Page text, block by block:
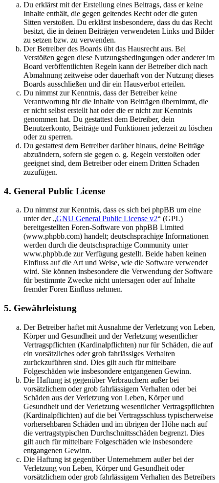
Du erklärst mit der Erstellung eines Beitrags, dass er keine
Inhalte enthält, die gegen geltendes Recht oder die guten
Sitten verstoßen. Du erklärst insbesondere, dass du das Recht
besitzt, die in deinen Beiträgen verwendeten Links und Bilder
zu setzen bzw. zu verwenden.
Der Betreiber des Boards übt das Hausrecht aus. Bei
Verstößen gegen diese Nutzungsbedingungen oder anderer im
Board veröffentlichten Regeln kann der Betreiber dich nach
Abmahnung zeitweise oder dauerhaft von der Nutzung dieses
Boards ausschließen und dir ein Hausverbot erteilen.
Du nimmst zur Kenntnis, dass der Betreiber keine
Verantwortung für die Inhalte von Beiträgen übernimmt, die
er nicht selbst erstellt hat oder die er nicht zur Kenntnis
genommen hat. Du gestattest dem Betreiber, dein
Benutzerkonto, Beiträge und Funktionen jederzeit zu löschen
oder zu sperren.
Du gestattest dem Betreiber darüber hinaus, deine Beiträge
abzuändern, sofern sie gegen o. g. Regeln verstoßen oder
geeignet sind, dem Betreiber oder einem Dritten Schaden
zuzufügen.
4. General Public License
Du nimmst zur Kenntnis, dass es sich bei phpBB um eine
unter der „GNU General Public License v2“ (GPL)
bereitgestellten Foren-Software von phpBB Limited
(www.phpbb.com) handelt; deutschsprachige Informationen
werden durch die deutschsprachige Community unter
www.phpbb.de zur Verfügung gestellt. Beide haben keinen
Einfluss auf die Art und Weise, wie die Software verwendet
wird. Sie können insbesondere die Verwendung der Software
für bestimmte Zwecke nicht untersagen oder auf Inhalte
fremder Foren Einfluss nehmen.
5. Gewährleistung
Der Betreiber haftet mit Ausnahme der Verletzung von Leben,
Körper und Gesundheit und der Verletzung wesentlicher
Vertragspflichten (Kardinalpflichten) nur für Schäden, die auf
ein vorsätzliches oder grob fahrlässiges Verhalten
zurückzuführen sind. Dies gilt auch für mittelbare
Folgeschäden wie insbesondere entgangenen Gewinn.
Die Haftung ist gegenüber Verbrauchern außer bei
vorsätzlichem oder grob fahrlässigem Verhalten oder bei
Schäden aus der Verletzung von Leben, Körper und
Gesundheit und der Verletzung wesentlicher Vertragspflichten
(Kardinalpflichten) auf die bei Vertragsschluss typischerweise
vorhersehbaren Schäden und im übrigen der Höhe nach auf
die vertragstypischen Durchschnittsschäden begrenzt. Dies
gilt auch für mittelbare Folgeschäden wie insbesondere
entgangenen Gewinn.
Die Haftung ist gegenüber Unternehmern außer bei der
Verletzung von Leben, Körper und Gesundheit oder
vorsätzlichem oder grob fahrlässigem Verhalten des Betreibers